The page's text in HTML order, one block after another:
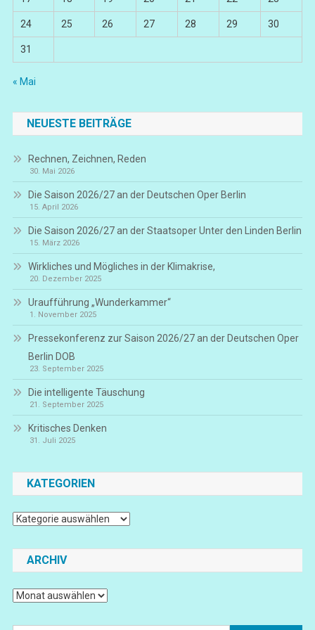
24 25 26 27 28 29 30
31
« Mai
NEUESTE BEITRÄGE
Rechnen, Zeichnen, Reden
30. Mai 2026
Die Saison 2026/27 an der Deutschen Oper Berlin
15. April 2026
Die Saison 2026/27 an der Staatsoper Unter den Linden Berlin
15. März 2026
Wirkliches und Mögliches in der Klimakrise,
20. Dezember 2025
Uraufführung „Wunderkammer“
1. November 2025
Pressekonferenz zur Saison 2026/27 an der Deutschen Oper
Berlin DOB
23. September 2025
Die intelligente Täuschung
21. September 2025
Kritisches Denken
31. Juli 2025
KATEGORIEN
Kategorien
ARCHIV
Archiv